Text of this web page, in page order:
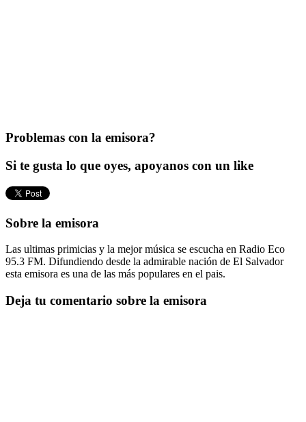
Problemas con la emisora?
Si te gusta lo que oyes, apoyanos con un like
Sobre la emisora
Las ultimas primicias y la mejor música se escucha en Radio Eco
95.3 FM. Difundiendo desde la admirable nación de El Salvador
esta emisora es una de las más populares en el pais.
Deja tu comentario sobre la emisora